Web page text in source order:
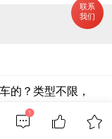
联系
我们
的？类型不限，
1